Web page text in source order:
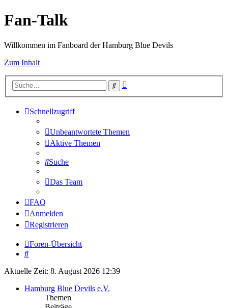
Fan-Talk
Willkommen im Fanboard der Hamburg Blue Devils
Zum Inhalt
Suche
Schnellzugriff
Unbeantwortete Themen
Aktive Themen
Suche
Das Team
FAQ
Anmelden
Registrieren
Foren-Übersicht
Suche
Aktuelle Zeit: 8. August 2026 12:39
Hamburg Blue Devils e.V.
Themen